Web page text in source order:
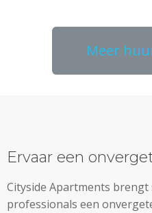
Meer
Ervaar een
Cityside Apartments
professionals een